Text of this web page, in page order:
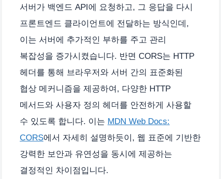
서버가 백엔드 API에 요청하고, 그 응답을 다시
프론트엔드 클라이언트에 전달하는 방식인데,
이는 서버에 추가적인 부하를 주고 관리
복잡성을 증가시켰습니다. 반면 CORS는 HTTP
헤더를 통해 브라우저와 서버 간의 표준화된
협상 메커니즘을 제공하여, 다양한 HTTP
메서드와 사용자 정의 헤더를 안전하게 사용할
수 있도록 합니다. 이는 MDN Web Docs:
CORS에서 자세히 설명하듯이, 웹 표준에 기반한
강력한 보안과 유연성을 동시에 제공하는
결정적인 차이점입니다.